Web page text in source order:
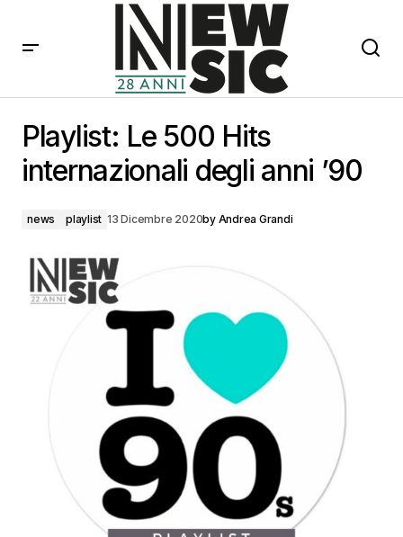
Playlist: Le 500 Hits
internazionali degli anni ’90
news playlist 13 Dicembre 2020by Andrea Grandi